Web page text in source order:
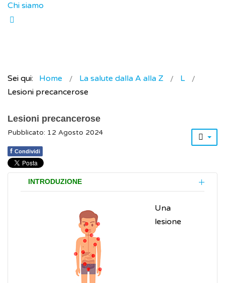
Chi siamo
Sei qui: Home La salute dalla A alla Z
L
Lesioni precancerose
Lesioni precancerose
Pubblicato: 12 Agosto 2024
f Condividi
INTRODUZIONE
Una
lesione